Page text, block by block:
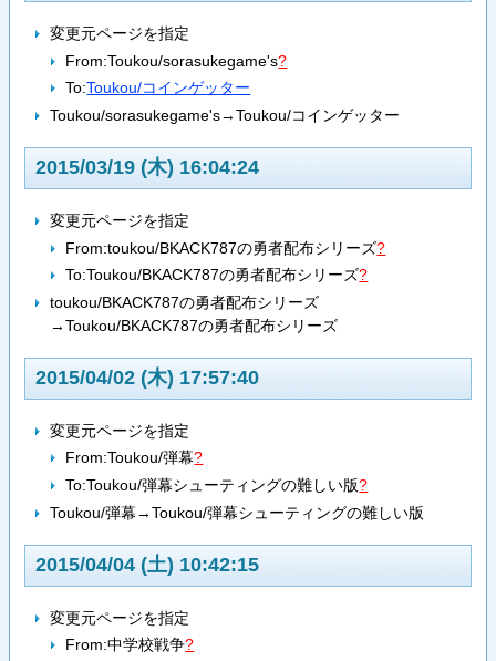
変更元ページを指定
From:Toukou/sorasukegame's?
To:Toukou/コインゲッター
Toukou/sorasukegame's→Toukou/コインゲッター
2015/03/19 (木) 16:04:24
変更元ページを指定
From:toukou/BKACK787の勇者配布シリーズ?
To:Toukou/BKACK787の勇者配布シリーズ?
toukou/BKACK787の勇者配布シリーズ
→Toukou/BKACK787の勇者配布シリーズ
2015/04/02 (木) 17:57:40
変更元ページを指定
From:Toukou/弾幕?
To:Toukou/弾幕シューティングの難しい版?
Toukou/弾幕→Toukou/弾幕シューティングの難しい版
2015/04/04 (土) 10:42:15
変更元ページを指定
From:中学校戦争?